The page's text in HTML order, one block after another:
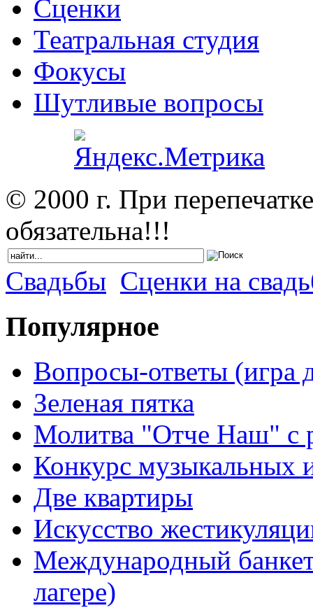
Сценки
Театральная студия
Фокусы
Шутливые вопросы
© 2000 г. При
обязательна!!!
Свадьбы Сценки на
Популярное
Вопросы-ответы (игра
Зеленая пятка
Молитва "Отче Наш" с
Конкурс музыкальных
Две квартиры
Искусство
Международный
лагере)